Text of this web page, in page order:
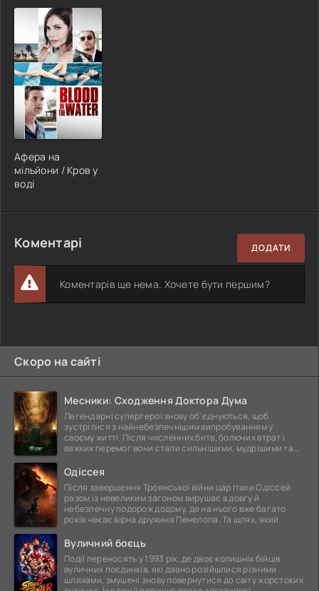
Афера на
мільйони / Кров у
воді
Коментарі ДОДАТИ
Коментарів ще нема. Хочете бути першим?
Скоро на сайті
Месники: Сходження Доктора Дума
Легендарні супергерої знову об'єднуються, щоб
зустрітися з найнебезпечнішим випробуванням у
своєму житті. Після численних битв, болючих втрат і
важких перемог вони стали сильнішими, мудрішими та
Одіссея
Після завершення Троянської війни цар Ітаки Одіссей
разом із невеликим загоном вирушає в довгу й
небезпечну подорож додому, де на нього вже багато
років чекає вірна дружина Пенелопа. Та шлях, який
Вуличний боєць
Події переносять у 1993 рік, де двоє колишніх бійців
вуличних поєдинків, які давно розійшлися різними
шляхами, змушені знову повернутися до світу жорстоких